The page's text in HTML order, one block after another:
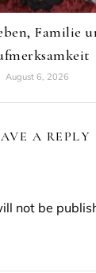
Familie
August 6, 2026
A REPLY
not be